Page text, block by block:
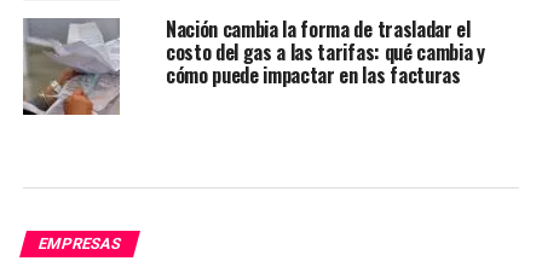
Nación cambia la forma de trasladar el
costo del gas a las tarifas: qué cambia y
cómo puede impactar en las facturas
EMPRESAS